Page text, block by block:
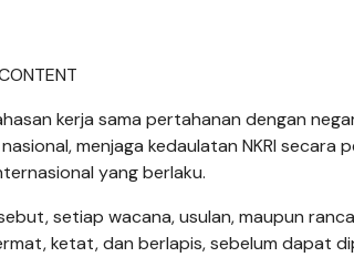
kerja sama pertahanan dengan
menjaga kedaulatan NKRI
yang berlaku.
setiap wacana, usulan, maupun
ketat, dan berlapis, sebelum dapat